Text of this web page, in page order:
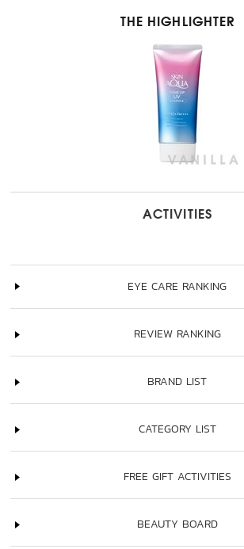
THE HIGHLIGHTER
ACTIVITIES
EYE CARE RANKING
REVIEW RANKING
BRAND LIST
CATEGORY LIST
FREE GIFT ACTIVITIES
BEAUTY BOARD